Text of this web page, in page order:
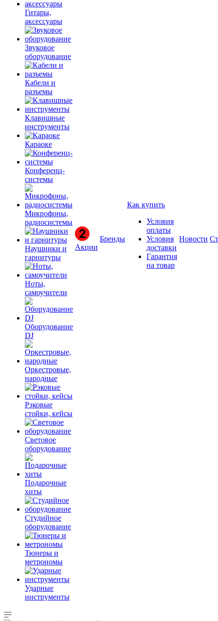
Гитары,
аксессуары
Звуковое
оборудование
Кабели и
разъемы
Клавишные
инструменты
Караоке
Конференц-
системы
Микрофоны,
радиосистемы
Наушники и
гарнитуры
Ноты,
самоучители
Оборудование
DJ
Оркестровые,
народные
Рэковые
стойки, кейсы
Световое
оборудование
Подарочные
хиты
Студийное
оборудование
Тюнеры и
метрономы
Ударные
инструменты
Акции
Бренды
Как купить
Условия
оплаты
Условия
доставки
Гарантия
на товар
Новости